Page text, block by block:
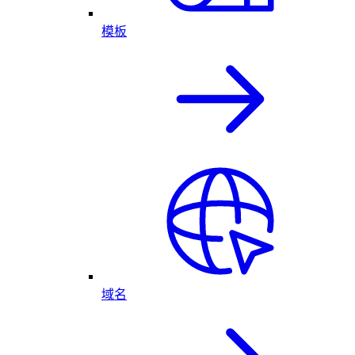
模板
域名